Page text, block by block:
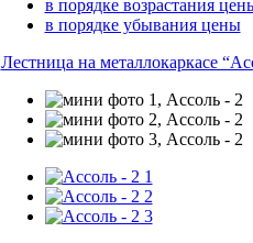
в порядке возрастания
в порядке убывания цены
Лестница на металлокаркасе